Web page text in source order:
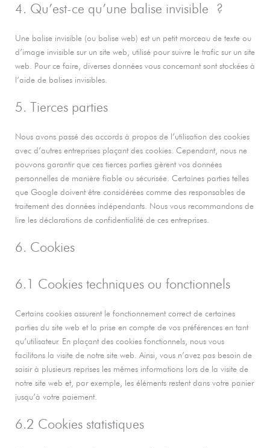
4. Qu’est-ce qu’une balise invisible ?
Une balise invisible (ou balise web) est un petit morceau de texte ou
d’image invisible sur un site web, utilisé pour suivre le trafic sur un site
web. Pour ce faire, diverses données vous concernant sont stockées à
l’aide de balises invisibles.
5. Tierces parties
Nous avons passé des accords à propos de l’utilisation des cookies
avec d’autres entreprises plaçant des cookies. Cependant, nous ne
pouvons garantir que ces tierces parties gèrent vos données
personnelles de manière fiable ou sécurisée. Certaines parties telles
que Google doivent être considérées comme des responsables de
traitement des données indépendants. Nous vous recommandons de
lire les déclarations de confidentialité de ces entreprises.
6. Cookies
6.1 Cookies techniques ou fonctionnels
Certains cookies assurent le fonctionnement correct de certaines
parties du site web et la prise en compte de vos préférences en tant
qu’utilisateur. En plaçant des cookies fonctionnels, nous vous
facilitons la visite de notre site web. Ainsi, vous n’avez pas besoin de
saisir à plusieurs reprises les mêmes informations lors de la visite de
notre site web et, par exemple, les éléments restent dans votre panier
jusqu’à votre paiement.
6.2 Cookies statistiques